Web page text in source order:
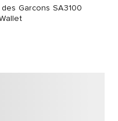
Garcons SA3100